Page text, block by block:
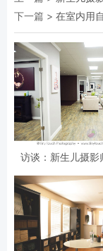
下一篇 > 在室内用
访谈：新生儿摄影